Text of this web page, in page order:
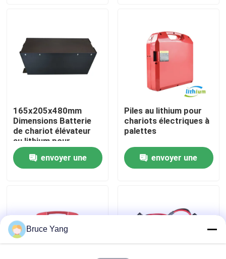
Visite d'usine
Demandez une citation
batterie au lithium de chariot élévateur
Batterie de chariot élévateur au lithium-ion de 48 volts
165x205x480mm
Dimensions Batterie
de chariot élévateur
au lithium pour
applications lourdes
envoyer une
Piles au lithium pour
chariots électriques à
palettes
envoyer une
Bruce Yang